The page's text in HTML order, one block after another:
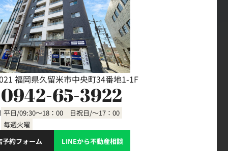
福岡県久留米市中央町34番地1-1F
0942-65-3922
平日/09:30～18：00 日祝日/～17：00
毎週火曜
予約フォーム
LINEから不動産相談